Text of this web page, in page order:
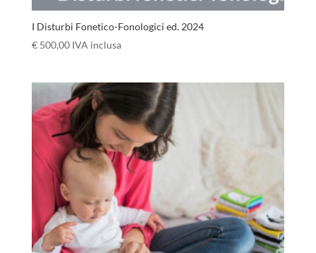
I Disturbi Fonetico-Fonologici ed. 2024
€500,00 IVA inclusa